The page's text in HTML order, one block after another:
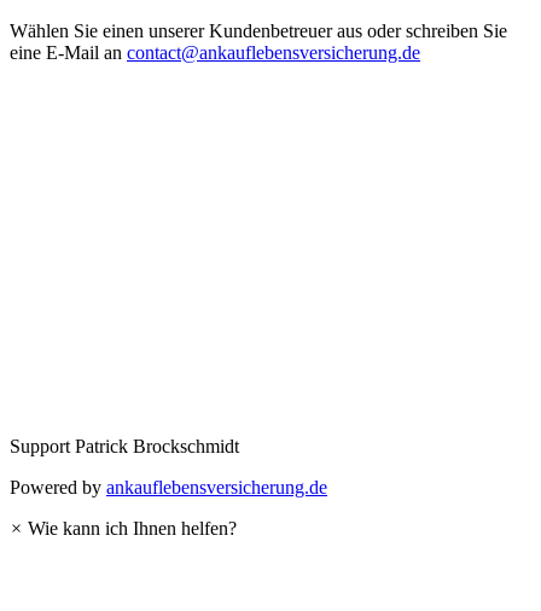
Wählen Sie einen unserer Kundenbetreuer aus oder schreiben Sie
eine E-Mail an contact@ankauflebensversicherung.de
Support Patrick Brockschmidt
Powered by ankauflebensversicherung.de
× Wie kann ich Ihnen helfen?